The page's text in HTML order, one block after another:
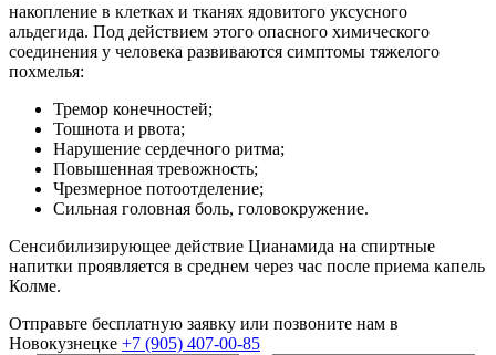
накопление в клетках и тканях ядовитого уксусного
альдегида. Под действием этого опасного химического
соединения у человека развиваются симптомы тяжелого
похмелья:
Тремор конечностей;
Тошнота и рвота;
Нарушение сердечного ритма;
Повышенная тревожность;
Чрезмерное потоотделение;
Сильная головная боль, головокружение.
Сенсибилизирующее действие Цианамида на спиртные
напитки проявляется в среднем через час после приема капель
Колме.
Отправьте бесплатную заявку или позвоните нам в
Новокузнецке +7 (905) 407-00-85